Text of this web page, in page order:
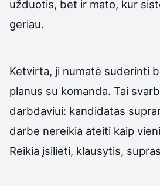
užduotis, bet ir mato, kur
geriau.
Ketvirta, ji numatė suderinti
planus su komanda. Tai
darbdaviui: kandidatas
darbe nereikia ateiti kaip
Reikia įsilieti, klausytis,